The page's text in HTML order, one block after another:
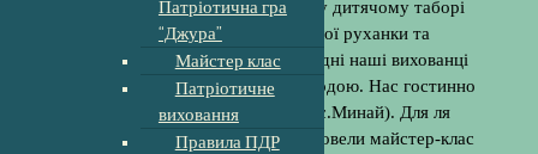
Темою дня була “Вода”.Ранок у дитячому таборі
завжди починається з веселої руханки та
загартування повітрям. А сьогодні наші вихованці
загартовувались ще й сонцем і водою. Нас гостинно
прийняв басейн “Гармонія” (с.Минай). Для ля
вихованців табору вихователі провели майстер-клас
Патріотична гра
“Джура”
Майстер клас
Патріотичне
виховання
Правила ПДР